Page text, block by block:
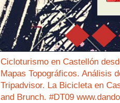
Cicloturismo en Castellón
Mapas Topográficos. Análisis
Tripadvisor. La Bicicleta en
and Brunch. #DT09